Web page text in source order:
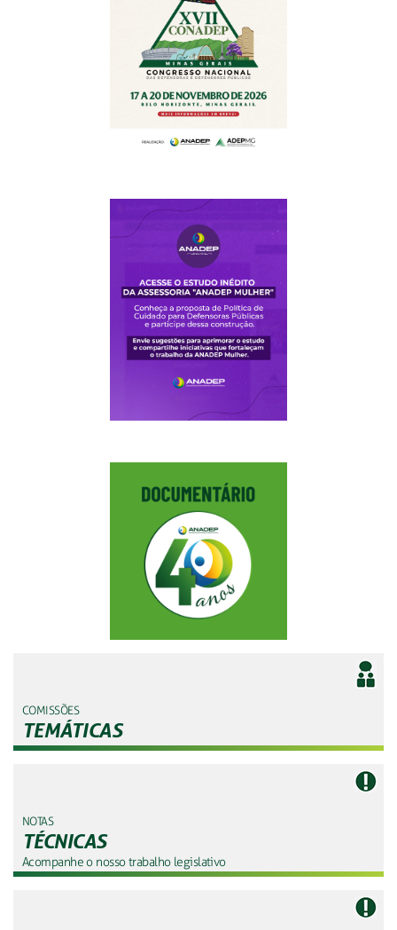
COMISSÕES
TEMÁTICAS
NOTAS
TÉCNICAS
Acompanhe o nosso trabalho legislativo